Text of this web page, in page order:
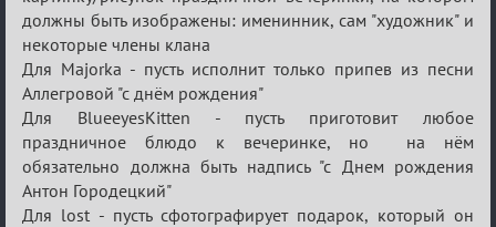
должны быть изображены: именинник, сам "художник" и
некоторые члены клана
Для Majorka - пусть исполнит только припев из песни
Аллегровой "с днём рождения"
Для BlueeyesKitten - пусть приготовит любое
праздничное блюдо к вечеринке, но на нём
обязательно должна быть надпись "с Днем рождения
Антон Городецкий"
Для lost - пусть сфотографирует подарок, который он